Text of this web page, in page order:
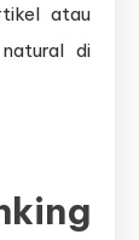
atau
di